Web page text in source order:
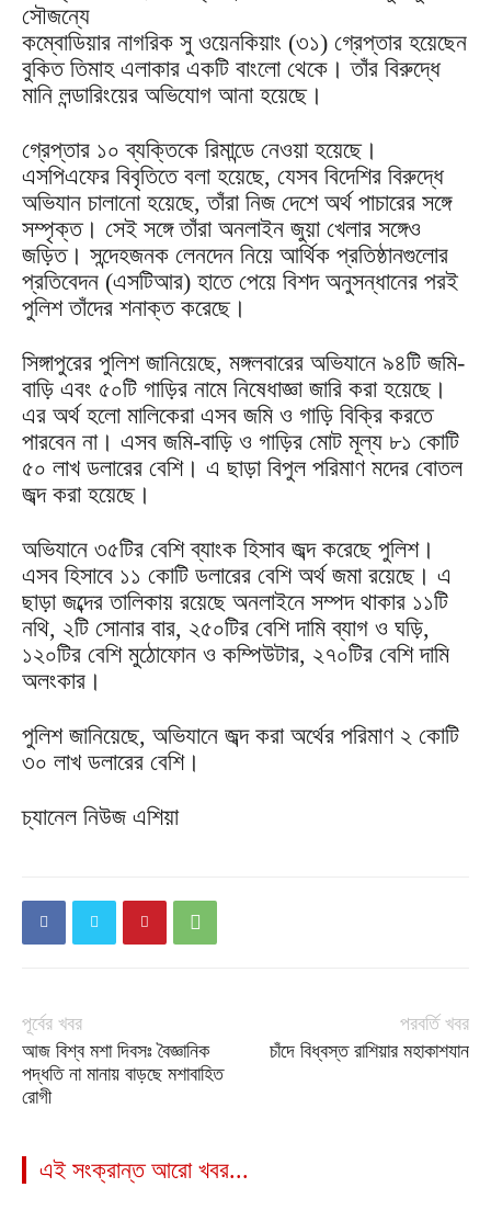
সৌজন্যে
কম্বোডিয়ার নাগরিক সু ওয়েনকিয়াং (৩১) গ্রেপ্তার হয়েছেন
বুকিত তিমাহ এলাকার একটি বাংলো থেকে। তাঁর বিরুদ্ধে
মানি লন্ডারিংয়ের অভিযোগ আনা হয়েছে।
গ্রেপ্তার ১০ ব্যক্তিকে রিমান্ডে নেওয়া হয়েছে।
এসপিএফের বিবৃতিতে বলা হয়েছে, যেসব বিদেশির বিরুদ্ধে
অভিযান চালানো হয়েছে, তাঁরা নিজ দেশে অর্থ পাচারের সঙ্গে
সম্পৃক্ত। সেই সঙ্গে তাঁরা অনলাইন জুয়া খেলার সঙ্গেও
জড়িত। সন্দেহজনক লেনদেন নিয়ে আর্থিক প্রতিষ্ঠানগুলোর
প্রতিবেদন (এসটিআর) হাতে পেয়ে বিশদ অনুসন্ধানের পরই
পুলিশ তাঁদের শনাক্ত করেছে।
সিঙ্গাপুরের পুলিশ জানিয়েছে, মঙ্গলবারের অভিযানে ৯৪টি জমি-
বাড়ি এবং ৫০টি গাড়ির নামে নিষেধাজ্ঞা জারি করা হয়েছে।
এর অর্থ হলো মালিকেরা এসব জমি ও গাড়ি বিক্রি করতে
পারবেন না। এসব জমি-বাড়ি ও গাড়ির মোট মূল্য ৮১ কোটি
৫০ লাখ ডলারের বেশি। এ ছাড়া বিপুল পরিমাণ মদের বোতল
জব্দ করা হয়েছে।
অভিযানে ৩৫টির বেশি ব্যাংক হিসাব জব্দ করেছে পুলিশ।
এসব হিসাবে ১১ কোটি ডলারের বেশি অর্থ জমা রয়েছে। এ
ছাড়া জব্দের তালিকায় রয়েছে অনলাইনে সম্পদ থাকার ১১টি
নথি, ২টি সোনার বার, ২৫০টির বেশি দামি ব্যাগ ও ঘড়ি,
১২০টির বেশি মুঠোফোন ও কম্পিউটার, ২৭০টির বেশি দামি
অলংকার।
পুলিশ জানিয়েছে, অভিযানে জব্দ করা অর্থের পরিমাণ ২ কোটি
৩০ লাখ ডলারের বেশি।
চ্যানেল নিউজ এশিয়া
পূর্বের খবর
আজ বিশ্ব মশা দিবসঃ বৈজ্ঞানিক
পদ্ধতি না মানায় বাড়ছে মশাবাহিত
রোগী
পরবর্তি খবর
চাঁদে বিধ্বস্ত রাশিয়ার মহাকাশযান
এই সংক্রান্ত আরো খবর...